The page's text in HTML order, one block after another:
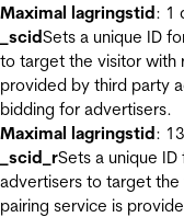
Maximal lagringstid: 1
_scidSets a unique ID
to target the visitor with
provided by third party
bidding for advertisers.
Maximal lagringstid:
_scid_rSets a unique
advertisers to target the
pairing service is